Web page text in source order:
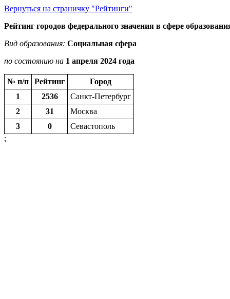
Вернуться на страничку "Рейтинги"
Рейтинг городов федерального значения в сфере
Вид образования: Социальная сфера
по состоянию на 1 апреля 2024 года
№ п/п Рейтинг
Город
1
2536
Санкт-Петербург
2
31
Москва
3
0
Севастополь
;